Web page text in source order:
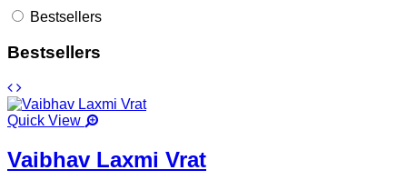
Bestsellers
Bestsellers
Quick View
Vaibhav Laxmi Vrat